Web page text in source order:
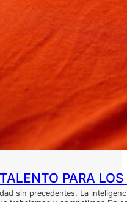
PARA
sin precedentes. La